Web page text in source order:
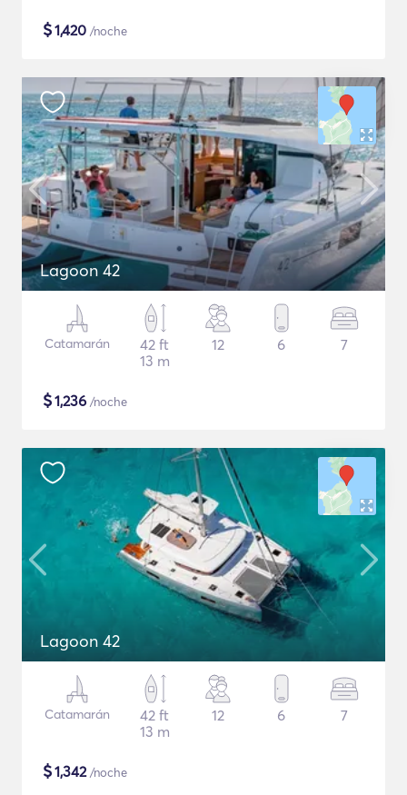
$1,420 /noche
Lagoon 42
Catamarán
42 ft
13 m
12 6 7
$1,236 /noche
Lagoon 42
Catamarán
42 ft
13 m
12 6 7
$1,342/noche